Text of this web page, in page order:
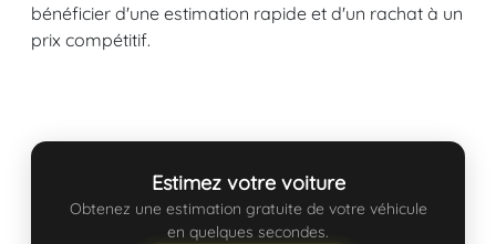
bénéficier d'une estimation rapide et d'un rachat à un
prix compétitif.
Estimez votre voiture
Obtenez une estimation gratuite de votre véhicule
en quelques secondes.